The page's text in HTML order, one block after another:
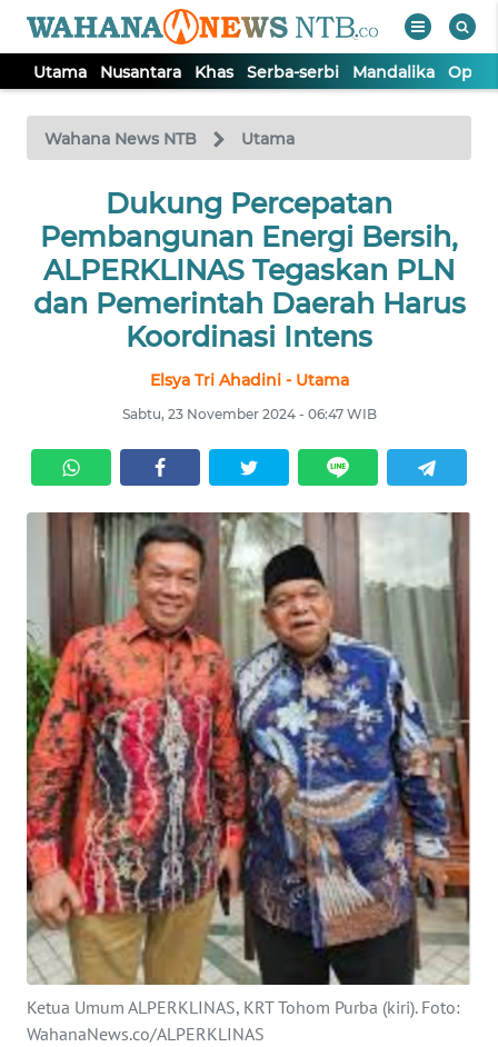
Utama Nusantara Khas Serba-serbi Mandalika Opini
Wahana News NTB Utama
Dukung Percepatan
Pembangunan Energi Bersih,
ALPERKLINAS Tegaskan PLN
dan Pemerintah Daerah Harus
Koordinasi Intens
Elsya Tri Ahadini - Utama
Sabtu, 23 November 2024 - 06:47 WIB
Ketua Umum ALPERKLINAS, KRT Tohom Purba (kiri). Foto:
WahanaNews.co/ALPERKLINAS
TV
Tutup
NUSANTARA
MANDALIKA
INDEKS
BERITA
KONTAK
KAMI
INFO
IKLAN
TENTANG
KAMI
PEDOMAN
SIBER